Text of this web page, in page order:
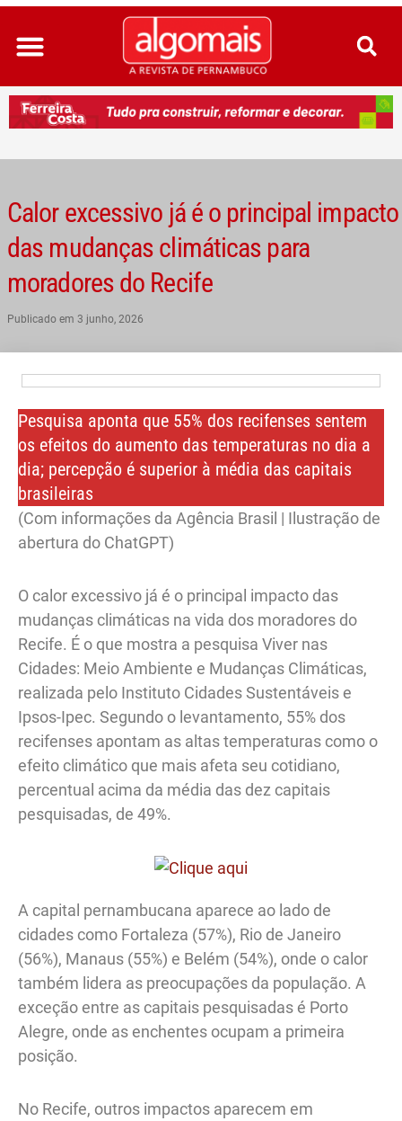
Ir
para
conteúdo
Calor excessivo já é o principal impacto
das mudanças climáticas para
moradores do Recife
Publicado em 3 junho, 2026
Pesquisa aponta que 55% dos recifenses sentem
os efeitos do aumento das temperaturas no dia a
dia; percepção é superior à média das capitais
brasileiras
(Com informações da Agência Brasil | Ilustração de
abertura do ChatGPT)
O calor excessivo já é o principal impacto das
mudanças climáticas na vida dos moradores do
Recife. É o que mostra a pesquisa Viver nas
Cidades: Meio Ambiente e Mudanças Climáticas,
realizada pelo Instituto Cidades Sustentáveis e
Ipsos-Ipec. Segundo o levantamento, 55% dos
recifenses apontam as altas temperaturas como o
efeito climático que mais afeta seu cotidiano,
percentual acima da média das dez capitais
pesquisadas, de 49%.
A capital pernambucana aparece ao lado de
cidades como Fortaleza (57%), Rio de Janeiro
(56%), Manaus (55%) e Belém (54%), onde o calor
também lidera as preocupações da população. A
exceção entre as capitais pesquisadas é Porto
Alegre, onde as enchentes ocupam a primeira
posição.
No Recife, outros impactos aparecem em